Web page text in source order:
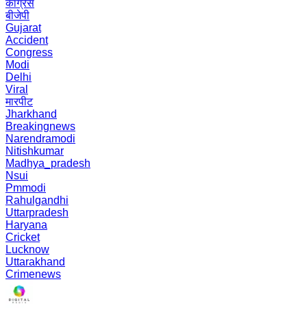
कांग्रेस
बीजेपी
Gujarat
Accident
Congress
Modi
Delhi
Viral
मारपीट
Jharkhand
Breakingnews
Narendramodi
Nitishkumar
Madhya_pradesh
Nsui
Pmmodi
Rahulgandhi
Uttarpradesh
Haryana
Cricket
Lucknow
Uttarakhand
Crimenews